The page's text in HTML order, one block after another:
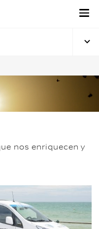
nos enriquecen y